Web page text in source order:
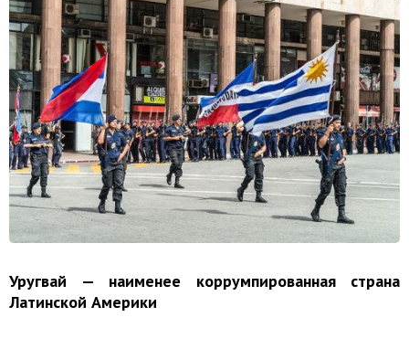
Уругвай — наименее коррумпированная страна
Латинской Америки